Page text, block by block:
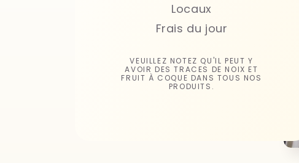
Locaux
Frais du jour
VEUILLEZ NOTEZ QU'IL PEUT Y
AVOIR DES TRACES DE NOIX ET
FRUIT À COQUE DANS TOUS NOS
PRODUITS.